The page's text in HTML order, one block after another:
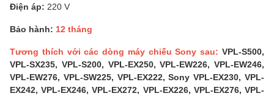
Điện áp: 220 V
Bảo hành: 12 tháng
Tương thích với các dòng máy chiếu Sony sau: VPL-S500,
VPL-SX235, VPL-S200, VPL-EX250, VPL-EW226, VPL-EW246,
VPL-EW276, VPL-SW225, VPL-EX222, Sony VPL-EX230, VPL-
EX242, VPL-EX246, VPL-EX272, VPL-EX226, VPL-EX276, VPL-